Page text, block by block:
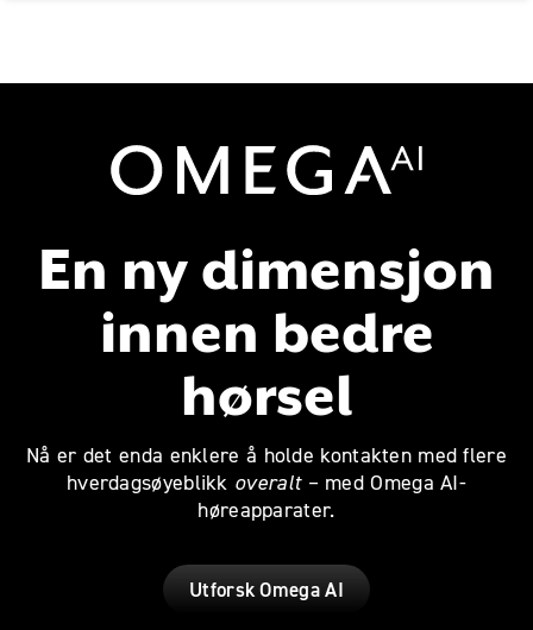
Omega AI
En ny dimensjon
innen bedre
hørsel
Nå er det enda enklere å holde kontakten med flere
hverdagsøyeblikk overalt– med Omega AI-
høreapparater.
Utforsk Omega AI